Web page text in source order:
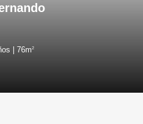
| 76m2